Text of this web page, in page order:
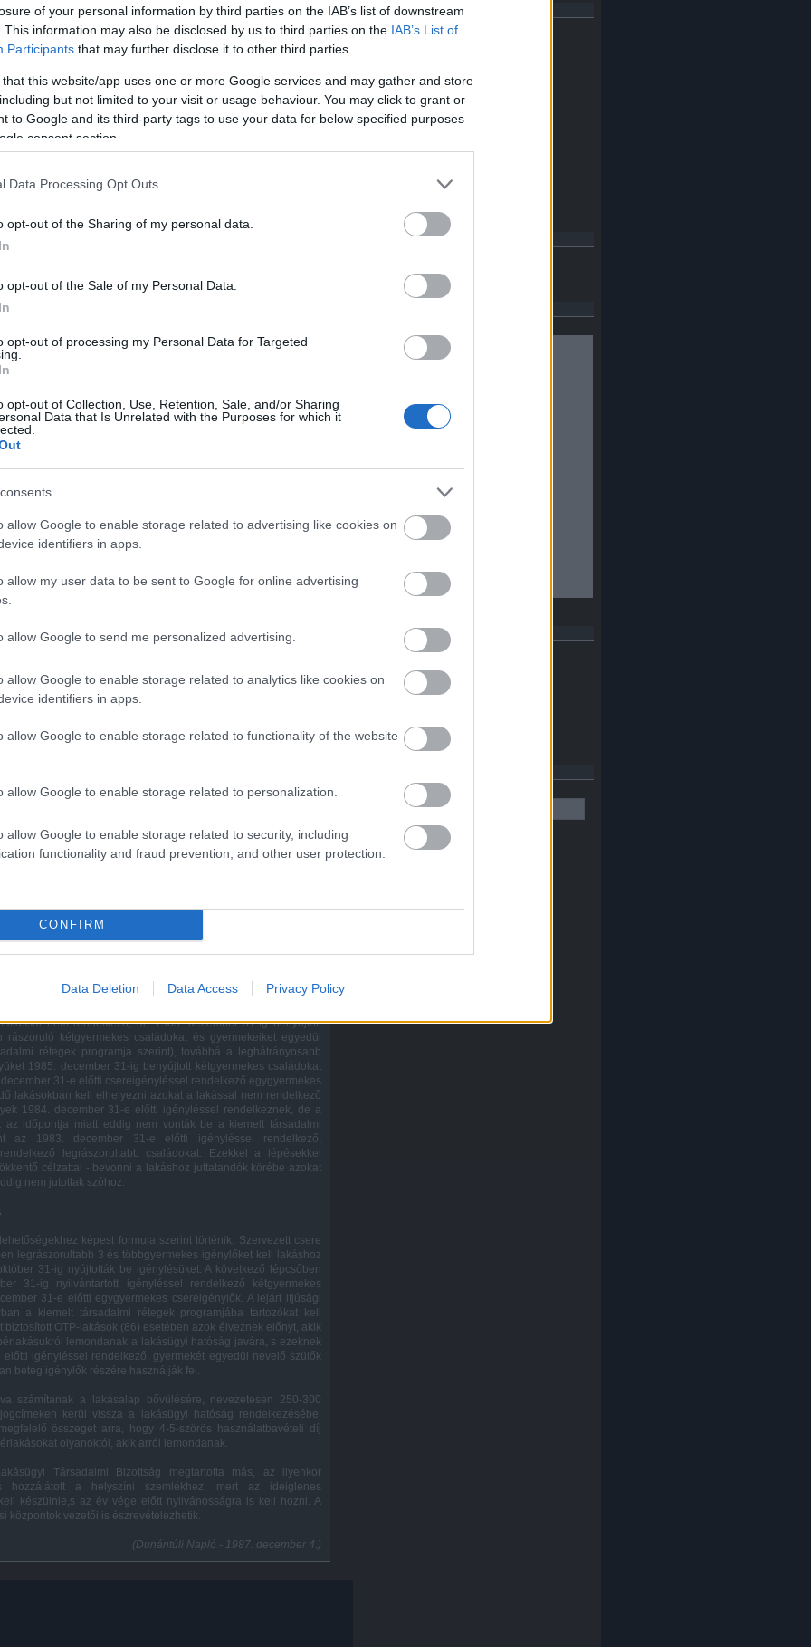
of your personal information by third parties on the IAB’s list of downstream
This information may also be disclosed by us to third parties on the IAB’s List of
Participants that may further disclose it to other third parties.
that this website/app uses one or more Google services and may gather and store
but not limited to your visit or usage behaviour. You may click to grant or
to Google and its third-party tags to use your data for below specified purposes
consent section.
Data Processing Opt Outs
opt-out of the Sharing of my personal data.
opt-out of the Sale of my Personal Data.
opt-out of processing my Personal Data for Targeted
opt-out of Collection, Use, Retention, Sale, and/or Sharing
Data that Is Unrelated with the Purposes for which it
allow Google to enable storage related to advertising like cookies on
identifiers in apps.
allow my user data to be sent to Google for online advertising
allow Google to send me personalized advertising.
allow Google to enable storage related to analytics like cookies on
identifiers in apps.
allow Google to enable storage related to functionality of the website
allow Google to enable storage related to personalization.
allow Google to enable storage related to security, including
functionality and fraud prevention, and other user protection.
CONFIRM
Data Deletion Data Access Privacy Policy
Archívum
2014 augusztus
2014 július (13
2014 június (
2014 január
Blogajánló
Budapest Anno
Feedek
bejegyzések
Atom
kevés a lakás - Irányelvektől a
a Pécsi Városi Tanács végrehajtó bizottsága a
irányelveket. Megtörtént ez idén is a novemberi vb-
kimutatás szerint a 6531 lakásigénylő közül 2169-en
(ők többszöri felszólítás ellenére sem módosították még a
igényüket, s félő, hogy törlik az igényüket, ha nem jelzik
kérnek), 3946-an
hogy az igénylők kétharmada OTP-lakást tüntetett fel igénylése
kértek, fele az OTP-lakás, viszont 103-an cserélnének
sokan - 1665-en! - vannak, akik
illetve 2270-en rendelkeznek ifjúsági takarékbetéttel:
1445-en egy, 511-en kettő, 87-en három, 35-en pedig négy
Látszik, hogy változatlanul a gyermektelenek és az
helyzetben. 1014 lakásigényt kelt még az előző
igénylések zöme - 4267 - viszont 1984 óta létezik. Érdemes
olyan igénylő van, aki egyedül neveli a gyermekeit, legtöbbjük
keveset. 594 lakás áll rendelkezésre összesen, vagyis ennyi
számításba 1988-ban. Idén 916 lakásra szólt az elosztási terv,
A vb elé két javaslat került: 72 tanácsi és 522 OTP,
A vb az utóbbi mellett döntött. De eszerint is a tanácsi
ún. lakossági keretre felhasználni, a másik felét közérdekű
életveszély, lakáscsere stb.) fordítják. Az OTP-lakások közül
50 szervezett, 86 minőségi cserére kerül, 144-et a kiemelt
fel. Jó tudniok a lakásra váróknak, hogy 1988-ban
a tanácsi bérlakások közül 120-at, az OTP-lakások
városrészben fognak átadni.
az irányelveket!
főbb elvet kell érvényesíteni. Egyrészt kötelezi a vb az elsőfokú
igénylőket, az életveszélyes lakásban lakókat, s
rászorulókat azon három- és többgyermekesek közül, akik
igénylésüket. Másrészt javasolja a vb, hogy a
nem rendelkező, de 1985. december 31-ig benyújtott
kétgyermekes családokat és gyermekeiket egyedül
rétegek programja szerint), továbbá a leghátrányosabb
1985. december 31-ig benyújtott kétgyermekes családokat
31-e előtti csereigényléssel rendelkező egygyermekes
lakásokban kell elhelyezni azokat a lakással nem rendelkező
1984. december 31-e előtti igényléssel rendelkeznek, de a
az időpontja miatt eddig nem vonták be a kiemelt társadalmi
az 1983. december 31-e előtti igényléssel rendelkező,
legrászorultabb családokat. Ezekkel a lépésekkel
célzattal - bevonni a lakáshoz juttatandók körébe azokat
nem jutottak szóhoz.
képest formula szerint történik. Szervezett csere
legrászorultabb 3 és többgyermekes igénylőket kell lakáshoz
31-ig nyújtották be igénylésüket. A következő lépcsőben
31-ig nyilvántartott igényléssel rendelkező kétgyermekes
31-e előtti egygyermekes csereigénylők. A lejárt ifjúsági
a kiemelt társadalmi rétegek programjába tartozókat kell
biztosított OTP-lakások (86) esetében azok élveznek előnyt, akik
lemondanak a lakásügyi hatóság javára, s ezeknek
igényléssel rendelkező, gyermekét egyedül nevelő szülők
beteg igénylők részére használják fel.
számítanak a lakásalap bővülésére, nevezetesen 250-300
kerül vissza a lakásügyi hatóság rendelkezésébe.
összeget arra, hogy 4-5-szörös használatbavételi díj
olyanoktól, akik arról lemondanak.
Társadalmi Bizottság megtartotta más, az ilyenkor
hozzálátott a helyszíni szemlékhez, mert az ideiglenes
készülnie,s az év vége előtt nyilvánosságra is kell hozni. A
központok vezetői is észrevételezhetik.
(Dunántúli Napló - 1987. december 4.)